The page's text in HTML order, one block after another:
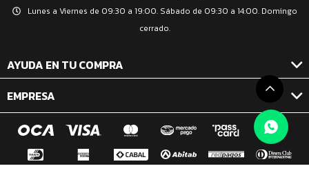
Lunes a Viernes de 09:30 a 19:00. Sábado de 09:30 a 14:00. Domingo
cerrado.
AYUDA EN TU COMPRA
EMPRESA